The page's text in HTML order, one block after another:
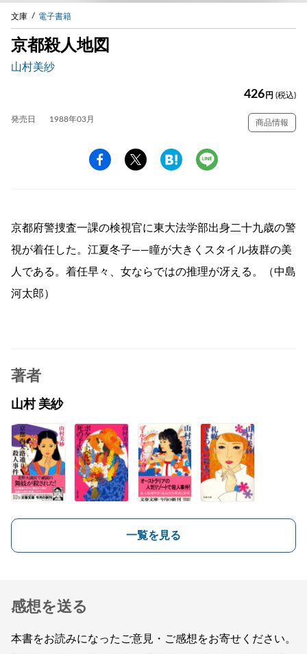
文庫 電子書籍
京都殺人地図
山村美紗
426 円 (税込)
発売日 1988年03月 商品情報
京都府警捜査一課の検視官に東大法学部出身二十九歳の警
視が着任した。江夏冬子――瞳が大きくスタイル抜群の美
人である。着任早々、女ならではの推理が冴える。（中島
河太郎）
著者
山村 美紗
一覧を見る
感想を送る
本書をお読みになったご意見・ご感想をお寄せください。